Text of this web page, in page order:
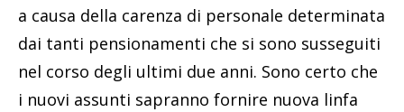
a causa della carenza di personale determinata
dai tanti pensionamenti che si sono susseguiti
nel corso degli ultimi due anni. Sono certo che
i nuovi assunti sapranno fornire nuova linfa